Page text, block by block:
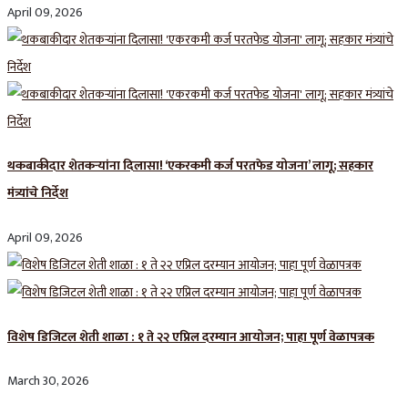
April 09, 2026
थकबाकीदार शेतकऱ्यांना दिलासा! ‘एकरकमी कर्ज परतफेड योजना’ लागू; सहकार
मंत्र्यांचे निर्देश
April 09, 2026
विशेष डिजिटल शेती शाळा : १ ते २२ एप्रिल दरम्यान आयोजन; पाहा पूर्ण वेळापत्रक
March 30, 2026